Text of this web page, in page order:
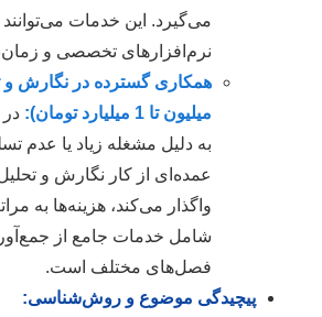
می‌گیرد. این خدمات می‌توانند
نرم‌افزارهای تخصصی و
میلیون تا 1 میلیارد تومان):
به دلیل مشغله زیاد یا عدم
عمده‌ای از کار نگارش و
واگذار می‌کند، هزینه‌ها به
شامل خدمات جامع از
فصل‌های مختلف است.
پیچیدگی موضوع و روش‌شناسی: